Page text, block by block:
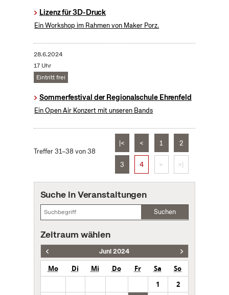
Lizenz für 3D-Druck
Ein Workshop im Rahmen von Maker Porz.
28.6.2024
17 Uhr
Eintritt frei
Sommerfestival der Regionalschule Ehrenfeld
Ein Open Air Konzert mit unseren Bands
Treffer 31–38 von 38
|< < 1 2
3 4 > >|
Suche in Veranstaltungen
Suchen
Zeitraum wählen
Juni 2024
Mo Di Mi Do Fr Sa
So
1
2